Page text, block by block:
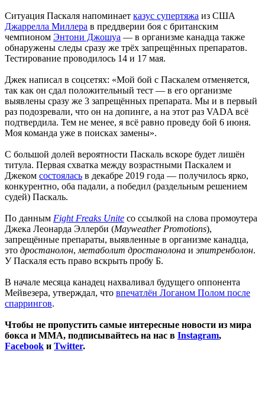
Ситуация Паскаля напоминает казус супертяжа из США
Джаррелла Миллера в преддверии боя с британским
чемпионом Энтони Джошуа — в организме канадца также
обнаружены следы сразу же трёх запрещённых препаратов.
Тестирование проводилось 14 и 17 мая.
Джек написал в соцсетях: «Мой бой с Паскалем отменяется,
так как он сдал положительный тест — в его организме
выявлены сразу же 3 запрещённых препарата. Мы и в первый
раз подозревали, что он на допинге, а на этот раз VADA всё
подтвердила. Тем не менее, я всё равно проведу бой 6 июня.
Моя команда уже в поисках замены».
С большой долей вероятности Паскаль вскоре будет лишён
титула. Первая схватка между возрастными Паскалем и
Джеком состоялась в декабре 2019 года — получилось ярко,
конкурентно, оба падали, а победил (раздельным решением
судей) Паскаль.
По данным Fight Freaks Unite со ссылкой на слова промоутера
Джека Леонарда Эллерби (Mayweather Promotions),
запрещённые препараты, выявленные в организме канадца,
это дростанолон, метаболит дростанолона и эпитренболон.
У Паскаля есть право вскрыть пробу Б.
В начале месяца канадец нахваливал будущего оппонента
Мейвезера, утверждал, что впечатлён Логаном Полом после
спаррингов.
Чтобы не пропустить самые интересные новости из мира
бокса и ММА, подписывайтесь на нас в Instagram,
Facebook и Twitter.